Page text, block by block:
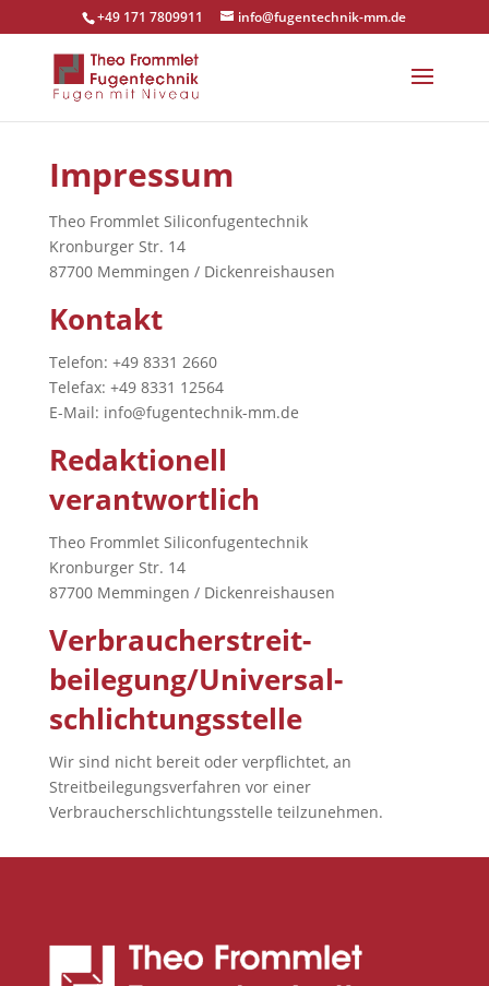
+49 171 7809911 info@fugentechnik-mm.de
Impressum
Theo Frommlet Siliconfugentechnik
Kronburger Str. 14
87700 Memmingen / Dickenreishausen
Kontakt
Telefon: +49 8331 2660
Telefax: +49 8331 12564
E-Mail: info@fugentechnik-mm.de
Redaktionell
verantwortlich
Theo Frommlet Siliconfugentechnik
Kronburger Str. 14
87700 Memmingen / Dickenreishausen
Verbraucher­streit­
beilegung/Universal­
schlichtungs­stelle
Wir sind nicht bereit oder verpflichtet, an
Streitbeilegungsverfahren vor einer
Verbraucherschlichtungsstelle teilzunehmen.